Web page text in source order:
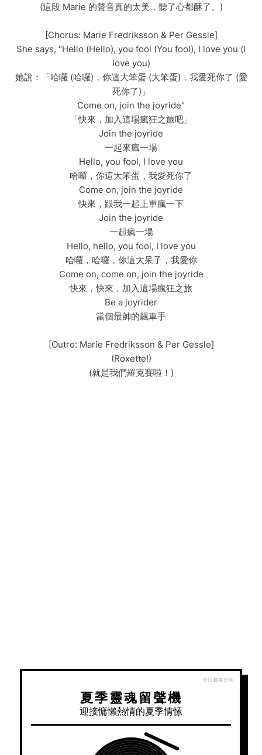
(這段 Marie 的聲音真的太美，聽了心都酥了。)
[Chorus: Marie Fredriksson & Per Gessle]
She says, "Hello (Hello), you fool (You fool), I love you (I
love you)
她說：「哈囉 (哈囉)，你這大笨蛋 (大笨蛋)，我愛死你了 (愛
死你了)」
Come on, join the joyride"
「快來，加入這場瘋狂之旅吧」
Join the joyride
一起來瘋一場
Hello, you fool, I love you
哈囉，你這大笨蛋，我愛死你了
Come on, join the joyride
快來，跟我一起上車瘋一下
Join the joyride
一起瘋一場
Hello, hello, you fool, I love you
哈囉，哈囉，你這大呆子，我愛你
Come on, come on, join the joyride
快來，快來，加入這場瘋狂之旅
Be a joyrider
當個最帥的飆車手
[Outro: Marie Fredriksson & Per Gessle]
(Roxette!)
(就是我們羅克賽啦！)
夏季靈魂留聲機
迎接慵懶熱情的夏季情愫